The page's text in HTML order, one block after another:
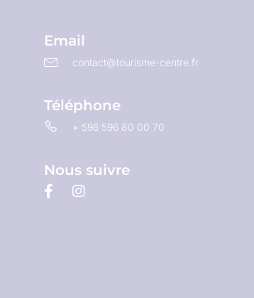
Email
contact@tourisme-centre.fr
Téléphone
+ 596 596 80 00 70
Nous suivre